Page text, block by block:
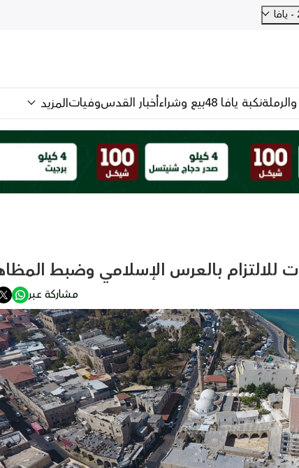
والرملةنكبة يافا 48 بيع وشراءأخبار القدسوفياتالمزيد
بالعرس الإسلامي وضبط
مشاركة عبر